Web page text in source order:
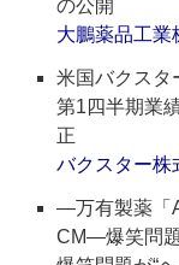
の公開
大鵬薬品工業
米国バクス
第1四半期業
正
バクスター株
―万有製薬「
CM―爆笑問